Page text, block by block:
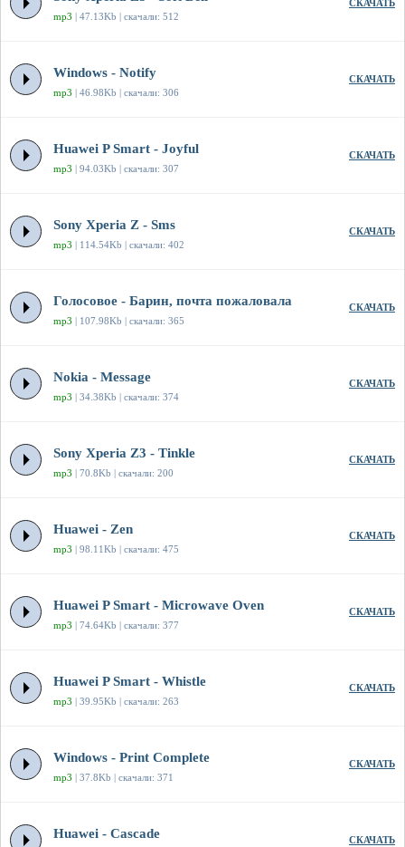
mp3 | 47.13Kb | скачали: 512
СКАЧАТЬ
Windows - Notify
mp3 | 46.98Kb | скачали: 306
СКАЧАТЬ
Huawei P Smart - Joyful
mp3 | 94.03Kb | скачали: 307
СКАЧАТЬ
Sony Xperia Z - Sms
mp3 | 114.54Kb | скачали: 402
СКАЧАТЬ
Голосовое - Барин, почта пожаловала
mp3 | 107.98Kb | скачали: 365
СКАЧАТЬ
Nokia - Message
mp3 | 34.38Kb | скачали: 374
СКАЧАТЬ
Sony Xperia Z3 - Tinkle
mp3 | 70.8Kb | скачали: 200
СКАЧАТЬ
Huawei - Zen
mp3 | 98.11Kb | скачали: 475
СКАЧАТЬ
Huawei P Smart - Microwave Oven
mp3 | 74.64Kb | скачали: 377
СКАЧАТЬ
Huawei P Smart - Whistle
mp3 | 39.95Kb | скачали: 263
СКАЧАТЬ
Windows - Print Complete
mp3 | 37.8Kb | скачали: 371
СКАЧАТЬ
Huawei - Cascade СКАЧАТЬ